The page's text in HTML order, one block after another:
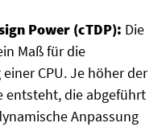
Power (cTDP): Die
Maß für die
CPU. Je höher der
entsteht, die abgeführt
Anpassung